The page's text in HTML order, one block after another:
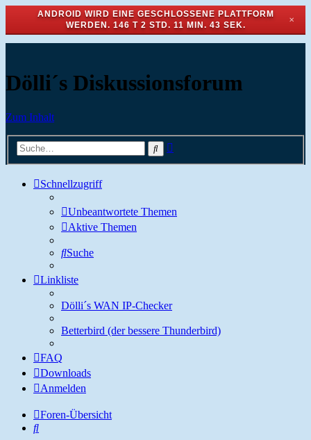
ANDROID WIRD EINE GESCHLOSSENE PLATTFORM
WERDEN. 146 T 2 STD. 11 MIN. 43 SEK.
✕
Dölli´s Diskussionsforum
Zum Inhalt
Suche
Schnellzugriff
Unbeantwortete Themen
Aktive Themen
Suche
Linkliste
Dölli´s WAN IP-Checker
Betterbird (der bessere Thunderbird)
FAQ
Downloads
Anmelden
Foren-Übersicht
Suche